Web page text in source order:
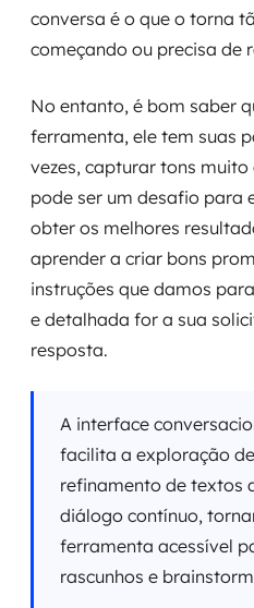
conversa é o que o torna
começando ou precisa de
No entanto, é bom saber
ferramenta, ele tem suas
vezes, capturar tons
pode ser um desafio para
obter os melhores
aprender a criar bons
instruções que damos
e detalhada for a sua
resposta.
A interface
facilita a exploração
refinamento de textos
diálogo contínuo,
ferramenta acessível
rascunhos e